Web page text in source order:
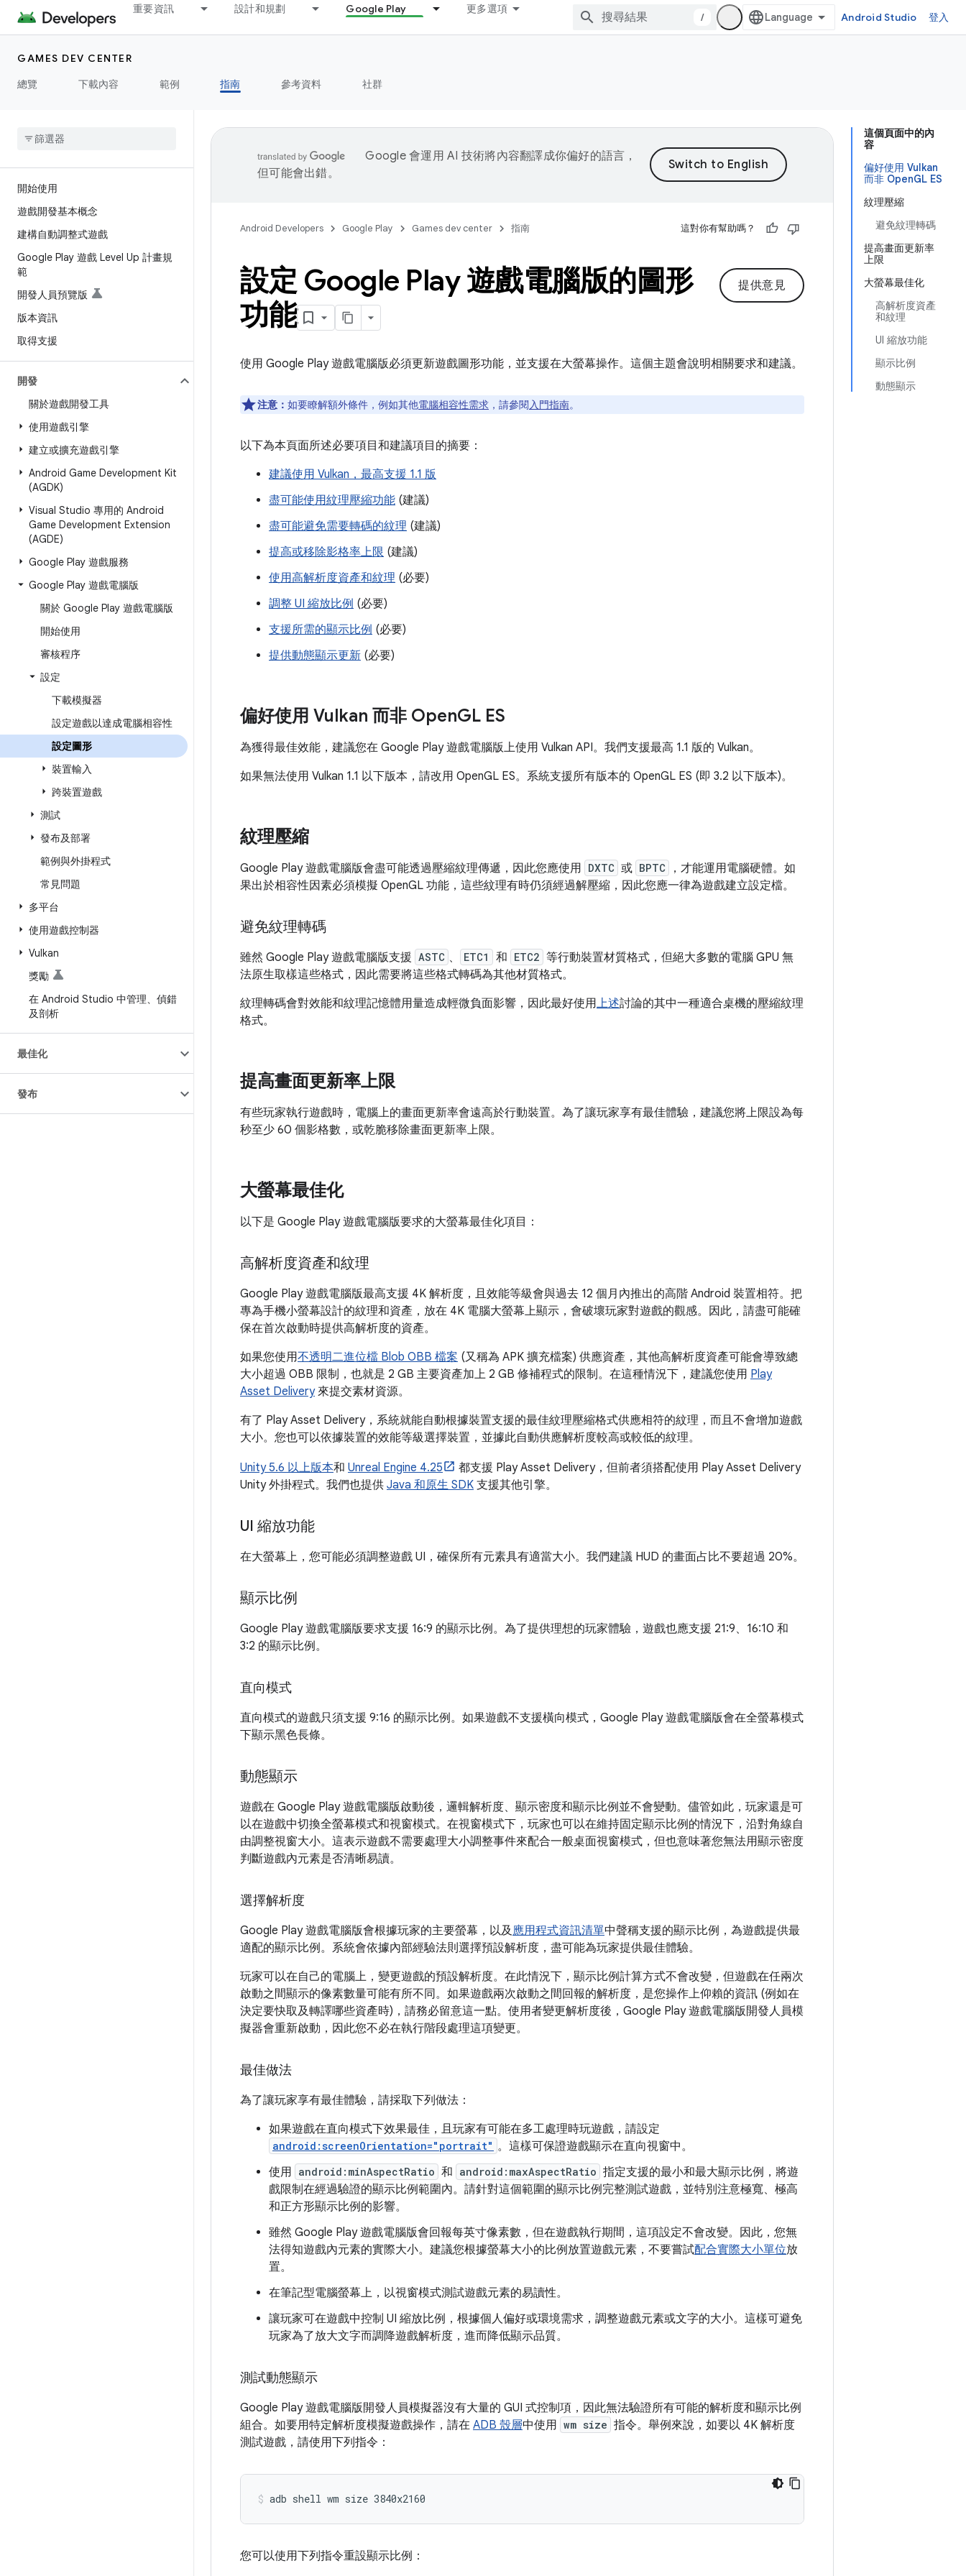
重要資訊 設計和規劃 Google Play 更多選項
/ Android Studio 登入
GAMES DEV CENTER
總覽
下載內容 範例 指南 參考資料 社群
開始使用
遊戲開發基本概念
建構自動調整式遊戲
Google Play 遊戲 Level Up 計畫規
範
開發人員預覽版
版本資訊
取得支援
開發
關於遊戲開發工具
使用遊戲引擎
建立或擴充遊戲引擎
Android Game Development Kit
(AGDK)
Visual Studio 專用的 Android
Game Development Extension
(AGDE)
Google Play 遊戲服務
Google Play 遊戲電腦版
關於 Google Play 遊戲電腦版
開始使用
審核程序
設定
下載模擬器
設定遊戲以達成電腦相容性
設定圖形
裝置輸入
跨裝置遊戲
測試
發布及部署
範例與外掛程式
常見問題
多平台
使用遊戲控制器
Vulkan
獎勵
在 Android Studio 中管理、偵錯
及剖析
最佳化
發布
這個頁面中的內
容
偏好使用 Vulkan
而非 OpenGL ES
紋理壓縮
避免紋理轉碼
提高畫面更新率
上限
大螢幕最佳化
高解析度資產
和紋理
UI 縮放功能
顯示比例
動態顯示
Google 會運用 AI 技術將內容翻譯成你偏好的語言，
但可能會出錯。
Android Developers Google Play Games dev center 指南 這對你有幫助嗎？
提供意見
設定 Google Play 遊戲電腦版的圖形
功能
使用 Google Play 遊戲電腦版必須更新遊戲圖形功能，並支援在大螢幕操作。這個主題會說明相關要求和建議。
注意： 如要瞭解額外條件，例如其他電腦相容性需求 ，請參閱入門指南。
以下為本頁面所述必要項目和建議項目的摘要：
建議使用 Vulkan，最高支援 1.1 版
盡可能使用紋理壓縮功能 (建議)
盡可能避免需要轉碼的紋理 (建議)
提高或移除影格率上限 (建議)
使用高解析度資產和紋理 (必要)
調整 UI 縮放比例 (必要)
支援所需的顯示比例 (必要)
提供動態顯示更新 (必要)
偏好使用 Vulkan 而非 OpenGL ES
為獲得最佳效能，建議您在 Google Play 遊戲電腦版上使用 Vulkan API。我們支援最高 1.1 版的 Vulkan。
如果無法使用 Vulkan 1.1 以下版本，請改用 OpenGL ES。系統支援所有版本的 OpenGL ES (即 3.2 以下版本)。
紋理壓縮
Google Play 遊戲電腦版會盡可能透過壓縮紋理傳遞，因此您應使用 DXTC 或 BPTC
，才能運用電腦硬體。如
果出於相容性因素必須模擬 OpenGL 功能，這些紋理有時仍須經過解壓縮，因此您應一律為遊戲建立設定檔。
避免紋理轉碼
雖然 Google Play 遊戲電腦版支援 ASTC 、 ETC1 和 ETC2 等行動裝置材質格式，但絕大多數的電腦 GPU 無
法原生取樣這些格式，因此需要將這些格式轉碼為其他材質格式。
紋理轉碼會對效能和紋理記憶體用量造成輕微負面影響，因此最好使用上述討論的其中一種適合桌機的壓縮紋理
格式。
提高畫面更新率上限
有些玩家執行遊戲時，電腦上的畫面更新率會遠高於行動裝置。為了讓玩家享有最佳體驗，建議您將上限設為每
秒至少 60 個影格數，或乾脆移除畫面更新率上限。
大螢幕最佳化
以下是 Google Play 遊戲電腦版要求的大螢幕最佳化項目：
高解析度資產和紋理
Google Play 遊戲電腦版最高支援 4K 解析度，且效能等級會與過去 12 個月內推出的高階 Android 裝置相符。把
專為手機小螢幕設計的紋理和資產，放在 4K 電腦大螢幕上顯示，會破壞玩家對遊戲的觀感。因此，請盡可能確
保在首次啟動時提供高解析度的資產。
如果您使用不透明二進位檔 Blob OBB 檔案 (又稱為 APK 擴充檔案) 供應資產，其他高解析度資產可能會導致總
大小超過 OBB 限制，也就是 2 GB 主要資產加上 2 GB 修補程式的限制。在這種情況下，建議您使用 Play
Asset Delivery來提交素材資源。
有了 Play Asset Delivery，系統就能自動根據裝置支援的最佳紋理壓縮格式供應相符的紋理，而且不會增加遊戲
大小。您也可以依據裝置的效能等級選擇裝置，並據此自動供應解析度較高或較低的紋理。
Unity 5.6 以上版本和 Unreal Engine 4.25
都支援 Play Asset Delivery，但前者須搭配使用 Play Asset Delivery
Unity 外掛程式。我們也提供 Java 和原生 SDK 支援其他引擎。
UI 縮放功能
在大螢幕上，您可能必須調整遊戲 UI，確保所有元素具有適當大小。我們建議 HUD 的畫面占比不要超過 20%。
顯示比例
Google Play 遊戲電腦版要求支援 16:9 的顯示比例。為了提供理想的玩家體驗，遊戲也應支援 21:9、16:10 和
3:2 的顯示比例。
直向模式
直向模式的遊戲只須支援 9:16 的顯示比例。如果遊戲不支援橫向模式，Google Play 遊戲電腦版會在全螢幕模式
下顯示黑色長條。
動態顯示
遊戲在 Google Play 遊戲電腦版啟動後，邏輯解析度、顯示密度和顯示比例並不會變動。儘管如此，玩家還是可
以在遊戲中切換全螢幕模式和視窗模式。在視窗模式下，玩家也可以在維持固定顯示比例的情況下，沿對角線自
由調整視窗大小。這表示遊戲不需要處理大小調整事件來配合一般桌面視窗模式，但也意味著您無法用顯示密度
判斷遊戲內元素是否清晰易讀。
選擇解析度
Google Play 遊戲電腦版會根據玩家的主要螢幕，以及應用程式資訊清單中聲稱支援的顯示比例，為遊戲提供最
適配的顯示比例。系統會依據內部經驗法則選擇預設解析度，盡可能為玩家提供最佳體驗。
玩家可以在自己的電腦上，變更遊戲的預設解析度。在此情況下，顯示比例計算方式不會改變，但遊戲在任兩次
啟動之間顯示的像素數量可能有所不同。如果遊戲兩次啟動之間回報的解析度，是您操作上仰賴的資訊 (例如在
決定要快取及轉譯哪些資產時)，請務必留意這一點。使用者變更解析度後，Google Play 遊戲電腦版開發人員模
擬器會重新啟動，因此您不必在執行階段處理這項變更。
最佳做法
為了讓玩家享有最佳體驗，請採取下列做法：
如果遊戲在直向模式下效果最佳，且玩家有可能在多工處理時玩遊戲，請設定
android:screenOrientation="portrait" 。這樣可保證遊戲顯示在直向視窗中。
使用 android:minAspectRatio 和 android:maxAspectRatio 指定支援的最小和最大顯示比例，將遊
戲限制在經過驗證的顯示比例範圍內。請針對這個範圍的顯示比例完整測試遊戲，並特別注意極寬、極高
和正方形顯示比例的影響。
雖然 Google Play 遊戲電腦版會回報每英寸像素數，但在遊戲執行期間，這項設定不會改變。因此，您無
法得知遊戲內元素的實際大小。建議您根據螢幕大小的比例放置遊戲元素，不要嘗試配合實際大小單位放
置。
在筆記型電腦螢幕上，以視窗模式測試遊戲元素的易讀性。
讓玩家可在遊戲中控制 UI 縮放比例，根據個人偏好或環境需求，調整遊戲元素或文字的大小。這樣可避免
玩家為了放大文字而調降遊戲解析度，進而降低顯示品質。
測試動態顯示
Google Play 遊戲電腦版開發人員模擬器沒有大量的 GUI 式控制項，因此無法驗證所有可能的解析度和顯示比例
組合。如要用特定解析度模擬遊戲操作，請在 ADB 殼層中使用 wm size 指令。舉例來說，如要以 4K 解析度
測試遊戲，請使用下列指令：
adb shell wm size 3840x2160
您可以使用下列指令重設顯示比例：